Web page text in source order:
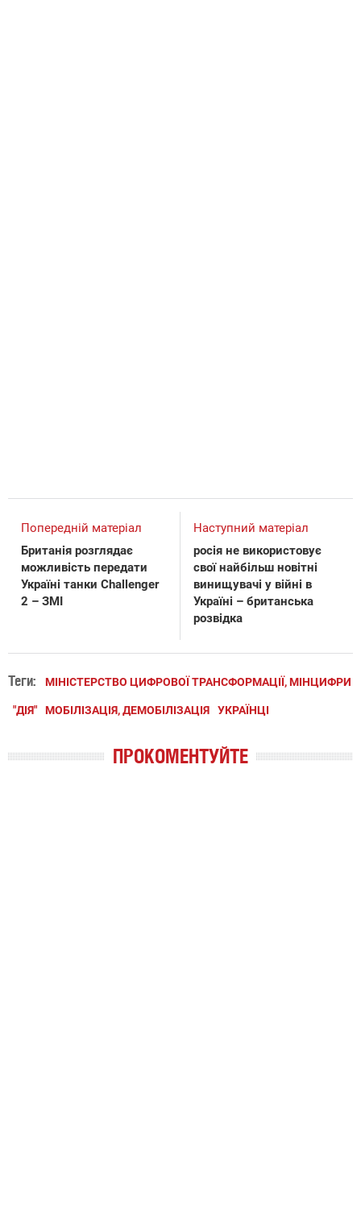
Попередній матеріал
Британія розглядає
можливість передати
Україні танки Challenger
2 – ЗМІ
Наступний матеріал
росія не використовує
свої найбільш новітні
винищувачі у війні в
Україні – британська
розвідка
Теги: МІНІСТЕРСТВО ЦИФРОВОЇ ТРАНСФОРМАЦІЇ, МІНЦИФРИ
"ДІЯ" МОБІЛІЗАЦІЯ, ДЕМОБІЛІЗАЦІЯ УКРАЇНЦІ
ПРОКОМЕНТУЙТЕ